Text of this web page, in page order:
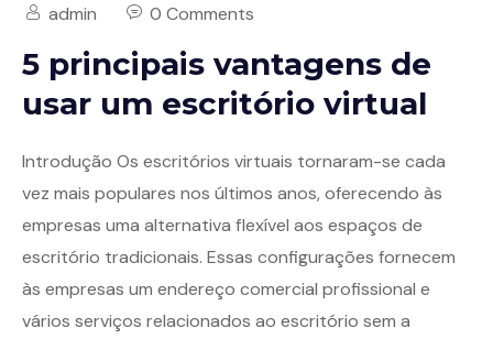
admin
0 Comments
5 principais vantagens de
usar um escritório virtual
Introdução Os escritórios virtuais tornaram-se cada
vez mais populares nos últimos anos, oferecendo às
empresas uma alternativa flexível aos espaços de
escritório tradicionais. Essas configurações fornecem
às empresas um endereço comercial profissional e
vários serviços relacionados ao escritório sem a